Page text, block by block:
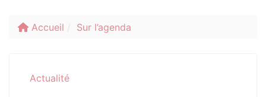
Accueil Sur l’agenda
Actualité